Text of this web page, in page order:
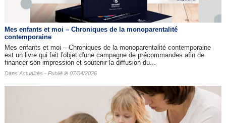
Mes enfants et moi – Chroniques de la monoparentalité
contemporaine
Mes enfants et moi – Chroniques de la monoparentalité contemporaine
est un livre qui fait l'objet d'une campagne de précommandes afin de
financer son impression et soutenir la diffusion du...
Dans Actualités - Publié le 07/04/2026